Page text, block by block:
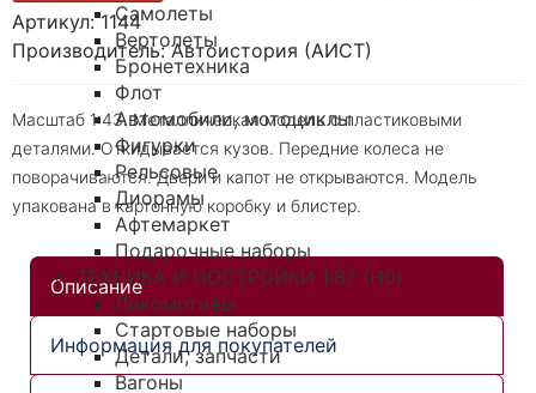
Самолеты
Вертолеты
Бронетехника
Флот
Автомобили, мотоциклы
Фигурки
Рельсовые
Диорамы
Афтемаркет
Подарочные наборы
ТЕХНИКА И ПОСТРОЙКИ 1:87 (H0)
Локомотивы
Стартовые наборы
Детали, запчасти
Вагоны
Артикул: 1144
Производитель: Автоистория (АИСТ)
Масштаб 1:43. Металлическая модель с пластиковыми
деталями. Откидывается кузов. Передние колеса не
поворачиваются. Двери и капот не открываются. Модель
упакована в картонную коробку и блистер.
Описание
Информация для покупателей